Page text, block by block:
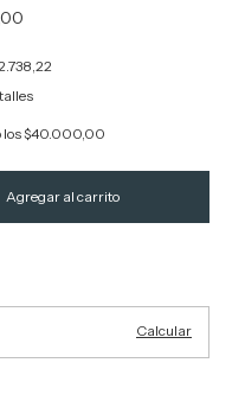
los$40.000,00
Calcular